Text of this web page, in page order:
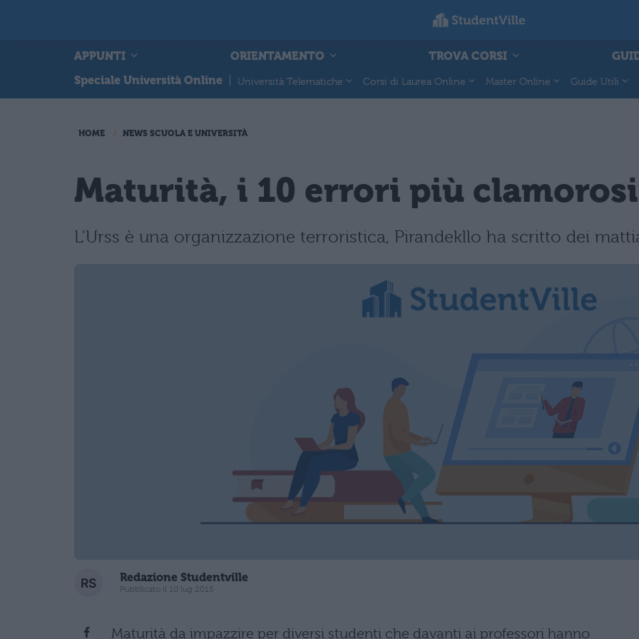
APPUNTI ORIENTAMENTO TROVA CORSI
Speciale Università Online
Università Telematiche Corsi di Laurea Online Master Online Guide Utili
HOME NEWS SCUOLA E UNIVERSITÀ
Maturità, i 10 errori più
L'Urss è una organizzazione terroristica, Pirandekllo ha scritto dei
Redazione Studentville
Pubblicato il 10 lug 2015
Maturità da impazzire per diversi studenti che davanti ai professori hanno